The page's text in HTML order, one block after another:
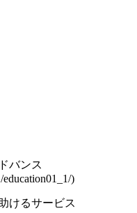
バンス
)
けるサービス